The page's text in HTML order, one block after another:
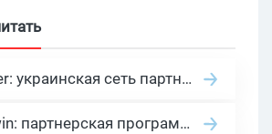
SalesDoubler: украинская сеть партнерских программ с оплатой за действие
Partners 1win: партнерская программа казино в нише гемблинг арбитраж